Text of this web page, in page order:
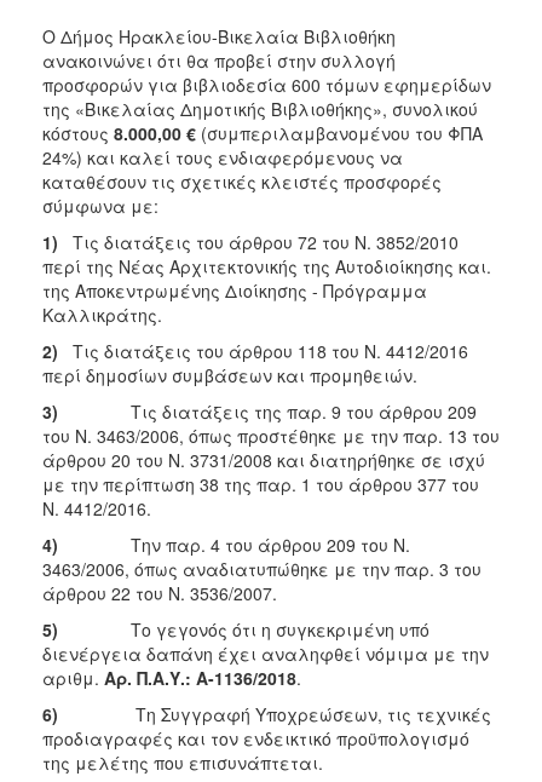
2018
2017
2016
2015
2013
2012
2011
2010
2006
ΤΟΠΟΣ
ΠΟΛΙΤΙΣΜΟΣ
ΑΝΘΕΚΤΙΚΗ
ΠΟΛΗ
Ο Δήμος Ηρακλείου-Βικελαία Βιβλιοθήκη
ανακοινώνει ότι θα προβεί στην συλλογή
προσφορών για βιβλιοδεσία 600 τόμων εφημερίδων
της «Βικελαίας Δημοτικής Βιβλιοθήκης», συνολικού
κόστους 8.000,00 € (συμπεριλαμβανομένου του ΦΠΑ
24%) και καλεί τους ενδιαφερόμενους να
καταθέσουν τις σχετικές κλειστές προσφορές
σύμφωνα με:
1) Τις διατάξεις του άρθρου 72 του Ν. 3852/2010
περί της Νέας Αρχιτεκτονικής της Αυτοδιοίκησης και.
της Αποκεντρωμένης Διοίκησης - Πρόγραμμα
Καλλικράτης.
2) Τις διατάξεις του άρθρου 118 του Ν. 4412/2016
περί δημοσίων συμβάσεων και προμηθειών.
3) Τις διατάξεις της παρ. 9 του άρθρου 209
του Ν. 3463/2006, όπως προστέθηκε με την παρ. 13 του
άρθρου 20 του Ν. 3731/2008 και διατηρήθηκε σε ισχύ
με την περίπτωση 38 της παρ. 1 του άρθρου 377 του
Ν. 4412/2016.
4) Την παρ. 4 του άρθρου 209 του Ν.
3463/2006, όπως αναδιατυπώθηκε με την παρ. 3 του
άρθρου 22 του Ν. 3536/2007.
5) Το γεγονός ότι η συγκεκριμένη υπό
διενέργεια δαπάνη έχει αναληφθεί νόμιμα με την
αριθμ. Αρ. Π.Α.Υ.: Α-1136/2018.
6)
Τη Συγγραφή Υποχρεώσεων, τις τεχνικές
προδιαγραφές και τον ενδεικτικό προϋπολογισμό
της μελέτης που επισυνάπτεται.